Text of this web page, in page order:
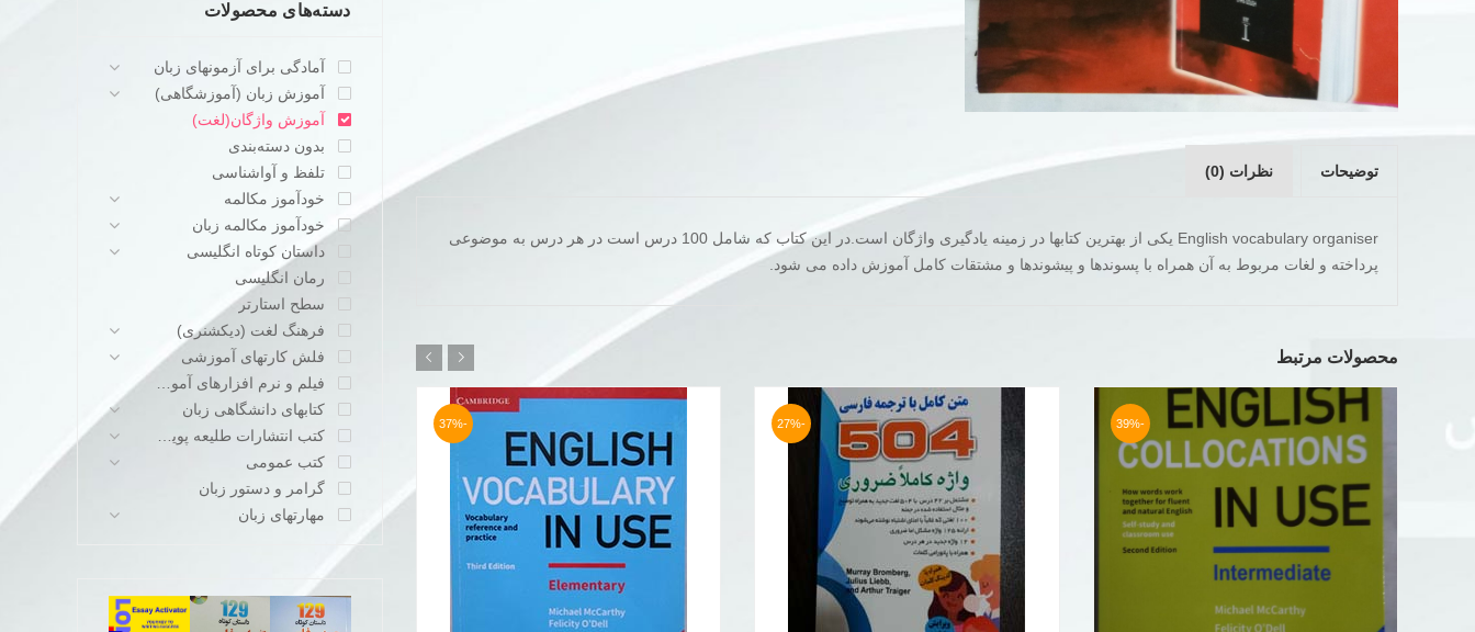
توضیحات نظرات (0)
English vocabulary organiser یکی از بهترین کتابها در زمینه یادگیری واژگان است.در این کتاب که شامل 100 درس است در هر درس به موضوعی
پرداخته و لغات مربوط به آن همراه با پسوندها و پیشوندها و مشتقات کامل آموزش داده می شود.
محصولات مرتبط
-39%
-27%
-37%
دسته‌های محصولات
آمادگی برای آزمونهای زبان
آموزش زبان (آموزشگاهی)
آموزش واژگان(لغت)
بدون دسته‌بندی
تلفظ و آواشناسی
خودآموز مکالمه
خودآموز مکالمه زبان
داستان کوتاه انگلیسی
رمان انگلیسی
سطح استارتر
فرهنگ لغت (دیکشنری)
فلش کارتهای آموزشی
فیلم و نرم افزارهای آموزشی
کتابهای دانشگاهی زبان
کتب انتشارات طلیعه پویش
کتب عمومی
گرامر و دستور زبان
مهارتهای زبان